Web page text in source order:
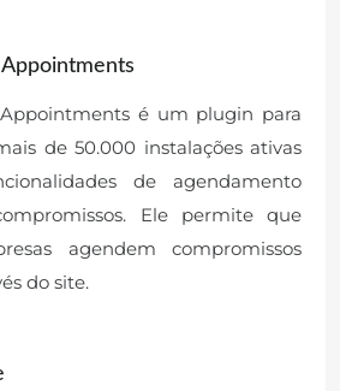
é um plugin para
de 50.000 instalações ativas
de agendamento
Ele permite que
agendem compromissos
do site.